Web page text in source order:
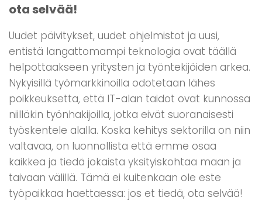
ota selvää!
Uudet päivitykset, uudet ohjelmistot ja uusi,
entistä langattomampi teknologia ovat täällä
helpottaakseen yritysten ja työntekijöiden arkea.
Nykyisillä työmarkkinoilla odotetaan lähes
poikkeuksetta, että IT-alan taidot ovat kunnossa
niilläkin työnhakijoilla, jotka eivät suoranaisesti
työskentele alalla. Koska kehitys sektorilla on niin
valtavaa, on luonnollista että emme osaa
kaikkea ja tiedä jokaista yksityiskohtaa maan ja
taivaan välillä. Tämä ei kuitenkaan ole este
työpaikkaa haettaessa: jos et tiedä, ota selvää!